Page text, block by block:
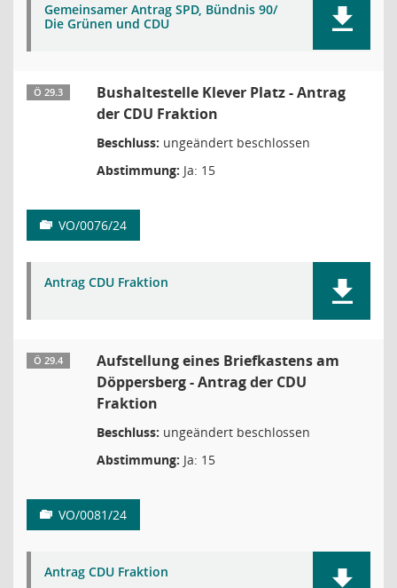
Gemeinsamer Antrag SPD, Bündnis 90/
Die Grünen und CDU
Ö 29.3
Bushaltestelle Klever Platz - Antrag
der CDU Fraktion
Beschluss: ungeändert beschlossen
Abstimmung: Ja: 15
VO/0076/24
Antrag CDU Fraktion
Ö 29.4
Aufstellung eines Briefkastens am
Döppersberg - Antrag der CDU
Fraktion
Beschluss: ungeändert beschlossen
Abstimmung: Ja: 15
VO/0081/24
Antrag CDU Fraktion